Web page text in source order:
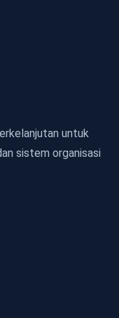
untuk
sistem organisasi